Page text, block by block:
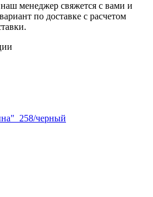
менеджер свяжется с вами и
по доставке с расчетом
черный